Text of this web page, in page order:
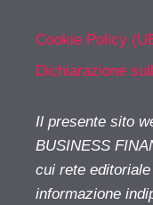
Cookie Policy
Dichiarazione
Il presente sito
BUSINESS
cui rete
informazione